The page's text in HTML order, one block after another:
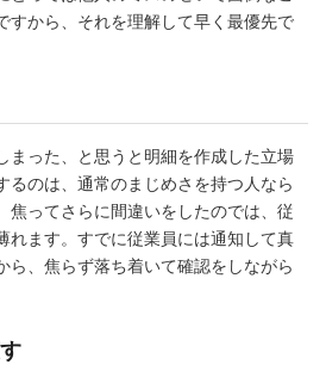
すから、それを理解して早く最優先で
まった、と思うと明細を作成した立場
るのは、通常のまじめさを持つ人なら
焦ってさらに間違いをしたのでは、従
れます。すでに従業員には通知して真
ら、焦らず落ち着いて確認をしながら